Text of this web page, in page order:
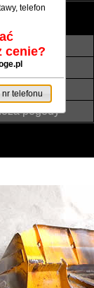
luzem
referencje
pogody
telefon
cenie?
nr telefonu